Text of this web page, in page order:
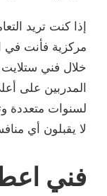
إذا كنت تريد
مركزية فأنت في
خلال فني ستلايت
المدربين على
لسنوات متعددة
لا يقبلون أي
فني